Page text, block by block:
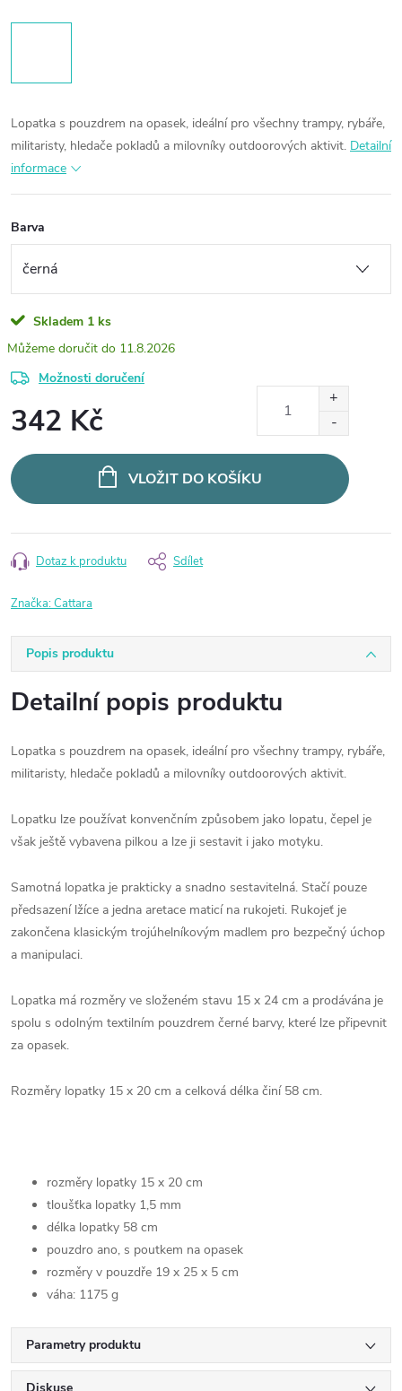
Lopatka s pouzdrem na opasek, ideální pro všechny trampy, rybáře,
militaristy, hledače pokladů a milovníky outdoorových aktivit. Detailní
informace
Barva
Skladem 1 ks
11.8.2026
Možnosti doručení
342 Kč
cena:
VLOŽIT DO KOŠÍKU
Dotaz k produktu Sdílet
Značka:Cattara
Popis produktu
Detailní popis produktu
Lopatka s pouzdrem na opasek, ideální pro všechny trampy, rybáře,
militaristy, hledače pokladů a milovníky outdoorových aktivit.
Lopatku lze používat konvenčním způsobem jako lopatu, čepel je
však ještě vybavena pilkou a lze ji sestavit i jako motyku.
Samotná lopatka je prakticky a snadno sestavitelná. Stačí pouze
předsazení lžíce a jedna aretace maticí na rukojeti. Rukojeť je
zakončena klasickým trojúhelníkovým madlem pro bezpečný úchop
a manipulaci.
Lopatka má rozměry ve složeném stavu 15 x 24 cm a prodávána je
spolu s odolným textilním pouzdrem černé barvy, které lze připevnit
za opasek.
Rozměry lopatky 15 x 20 cm a celková délka činí 58 cm.
rozměry lopatky 15 x 20 cm
tloušťka lopatky 1,5 mm
délka lopatky 58 cm
pouzdro ano, s poutkem na opasek
rozměry v pouzdře 19 x 25 x 5 cm
váha: 1175 g
Parametry produktu
Diskuse